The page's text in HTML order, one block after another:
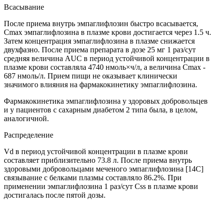
Всасывание
После приема внутрь эмпаглифлозин быстро всасывается,
Cmax эмпаглифлозина в плазме крови достигается через 1.5 ч.
Затем концентрация эмпаглифлозина в плазме снижается
двухфазно. После приема препарата в дозе 25 мг 1 раз/сут
средняя величина AUC в период устойчивой концентрации в
плазме крови составляла 4740 нмоль×ч/л, а величина Cmax -
687 нмоль/л. Прием пищи не оказывает клинически
значимого влияния на фармакокинетику эмпаглифлозина.
Фармакокинетика эмпаглифлозина у здоровых добровольцев
и у пациентов с сахарным диабетом 2 типа была, в целом,
аналогичной.
Распределение
Vd в период устойчивой концентрации в плазме крови
составляет приблизительно 73.8 л. После приема внутрь
здоровыми добровольцами меченого эмпаглифлозина [14С]
связывание с белками плазмы составляло 86.2%. При
применении эмпаглифлозина 1 раз/сут Css в плазме крови
достигалась после пятой дозы.